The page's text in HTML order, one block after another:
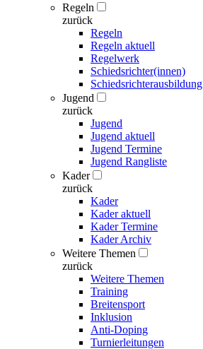
Regeln
zurück
Regeln
Regeln aktuell
Regelwerk
Schiedsrichter(innen)
Schiedsrichterausbildung
Jugend
zurück
Jugend
Jugend aktuell
Jugend Termine
Jugend Rangliste
Kader
zurück
Kader
Kader aktuell
Kader Termine
Kader Archiv
Weitere Themen
zurück
Weitere Themen
Training
Breitensport
Inklusion
Anti-Doping
Turnierleitungen